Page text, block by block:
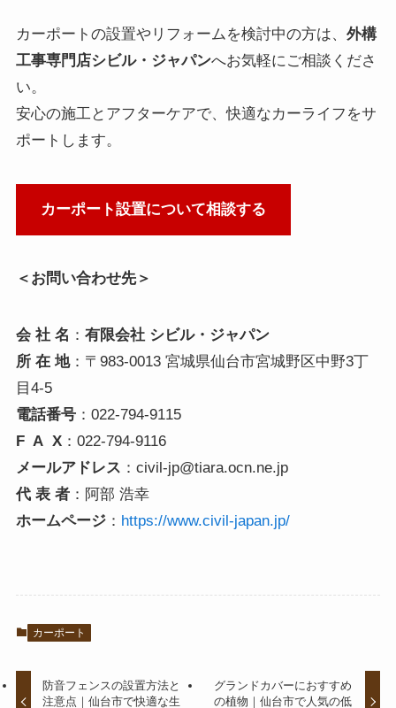
カーポートの設置やリフォームを検討中の方は、 外構
工事専門店シビル・ジャパンへお気軽にご相談くださ
い。
安心の施工とアフターケアで、快適なカーライフをサ
ポートします。
カーポート設置について相談する
＜お問い合わせ先＞
会 社 名 ： 有限会社 シビル・ジャパン
所 在 地：〒983-0013 宮城県仙台市宮城野区中野3丁
目4-5
電話番号：022-794-9115
F A X：022-794-9116
メールアドレス ：civil-jp@tiara.ocn.ne.jp
代 表 者：阿部 浩幸
ホームページ： https://www.civil-japan.jp/
カーポート
防音フェンスの設置方法と
注意点｜仙台市で快適な生
グランドカバーにおすすめ
の植物｜仙台市で人気の低